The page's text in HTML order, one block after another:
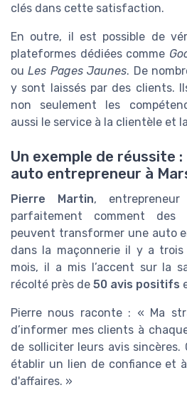
clés dans cette satisfaction.
En outre, il est possible de
plateformes dédiées comme
ouLes Pages Jaunes. De
y sont laissés par des clients.
non seulement les
aussi le service à la clientèle et
Un exemple de réussite
auto entrepreneur à
Pierre Martin,
parfaitement comment
peuvent transformer une auto
dans la maçonnerie il y a trois
mois, il a mis l’accent sur la
récolté près de 50 avis positifs
Pierre nous raconte : « Ma
d’informer mes clients à
de solliciter leurs avis sincères.
établir un lien de confiance et
d'affaires. »